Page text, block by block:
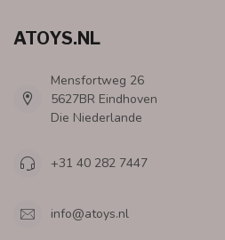
ATOYS.NL
Mensfortweg 26
5627BR Eindhoven
Die Niederlande
+31 40 282 7447
info@atoys.nl